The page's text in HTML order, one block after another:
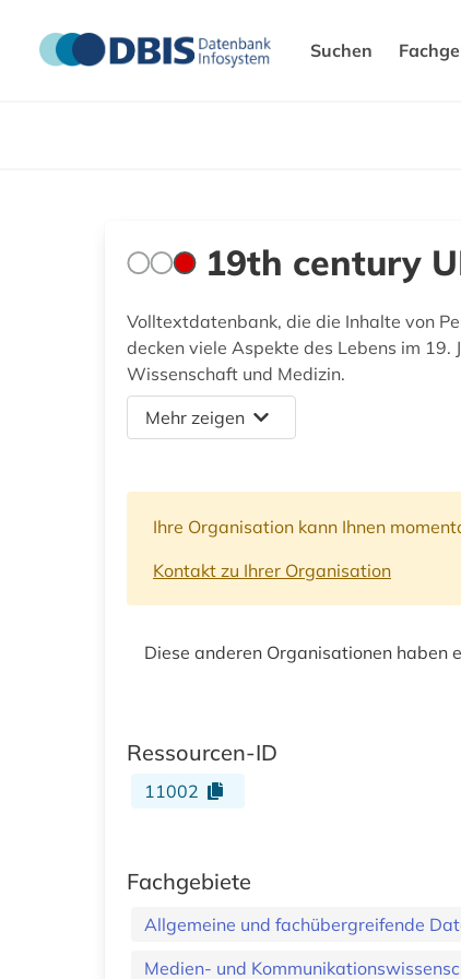
Suchen
19th century
Volltextdatenbank, die die Inhalte von
decken viele Aspekte des Lebens im
Wissenschaft und Medizin.
Mehr zeigen
Ihre Organisation kann Ihnen
Kontakt zu Ihrer Organisation
Diese anderen Organisationen haben
Ressourcen-ID
11002
Fachgebiete
Allgemeine und fachübergreifende
Medien- und